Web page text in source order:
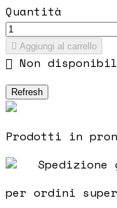
Quantità
 Aggiungi al carrello
 Non
Prodotti in
per ordini